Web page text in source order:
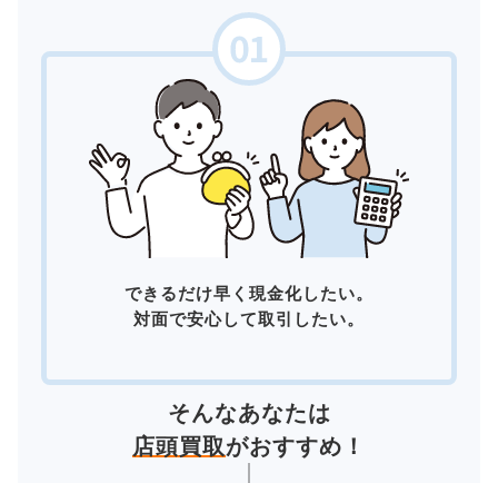
できるだけ早く現金化したい。
対面で安心して取引したい。
そんなあなたは
店頭買取がおすすめ！